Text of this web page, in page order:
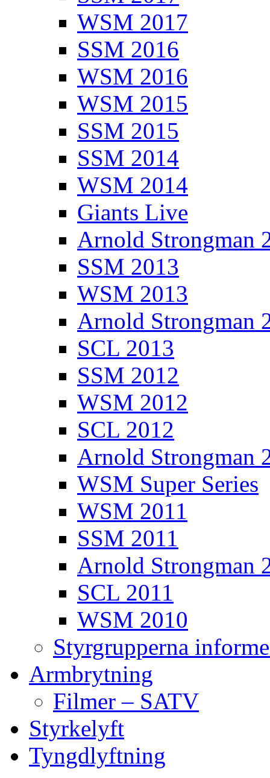
WSM 2017
SSM 2016
WSM 2016
WSM 2015
SSM 2015
SSM 2014
WSM 2014
Giants Live
Arnold Strongman
SSM 2013
WSM 2013
Arnold Strongman
SCL 2013
SSM 2012
WSM 2012
SCL 2012
Arnold Strongman
WSM Super Series
WSM 2011
SSM 2011
Arnold Strongman
SCL 2011
WSM 2010
Styrgrupperna
Armbrytning
Filmer – SATV
Styrkelyft
Tyngdlyftning